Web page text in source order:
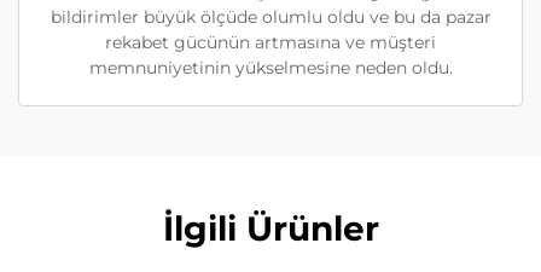
bildirimler büyük ölçüde olumlu oldu ve bu da pazar
rekabet gücünün artmasına ve müşteri
memnuniyetinin yükselmesine neden oldu.
İlgili Ürünler